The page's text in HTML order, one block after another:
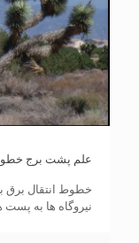
علم پشت برج
خطوط انتقال برق
نیروگاه ها به پست